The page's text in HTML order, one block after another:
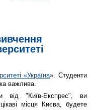
«Україна». Студенти
важлива.
від "Київ-Експрес", ви
місця Києва, будете